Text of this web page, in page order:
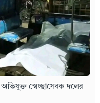
অভিযুক্ত স্বেচ্ছাসেবক দলের